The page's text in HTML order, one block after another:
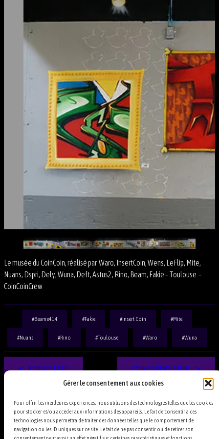
Gérer le consentement aux cookies
Pour offrir les meilleures expériences, nous utilisons des technologies telles que les cookies
pour stocker et/ou accéder aux informations des appareils. Le fait de consentir à ces
technologies nous permettra de traiter des données telles que le comportement de
navigation ou les ID uniques sur ce site. Le fait de ne pas consentir ou de retirer son
Le musée du CoinCoin, réalisé par Waro, InsertCoin, Wens, LeFlip, Mite,
Nuans, Dspri, Dely, Wuna, Deft, Astus2, Rino, Beam, Fakie – Toulouse –
CoinCoinCrew
Beame414 Fakie Insert Coin Mite
Nuans Rino Toulouse Waro Wuna
EPIPAPU #10 COINCOIN MUSEUM